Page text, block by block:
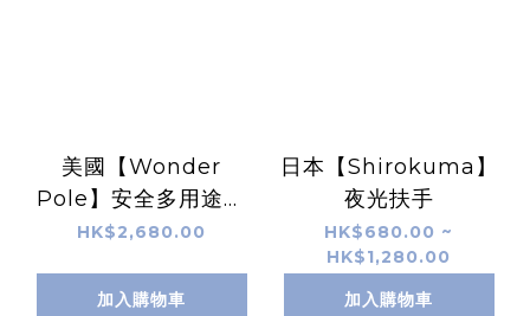
美國【Wonder
Pole】安全多用途扶
手支撐柱
HK$2,680.00
加入購物車
日本【Shirokuma】
夜光扶手
HK$680.00 ~
HK$1,280.00
加入購物車